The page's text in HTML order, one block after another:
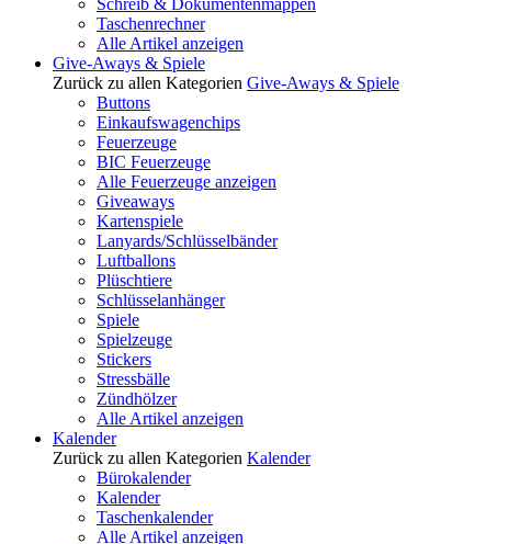
Schreib & Dokumentenmappen
Taschenrechner
Alle Artikel anzeigen
Give-Aways & Spiele
Zurück zu allen Kategorien Give-Aways & Spiele
Buttons
Einkaufswagenchips
Feuerzeuge
BIC Feuerzeuge
Alle Feuerzeuge anzeigen
Giveaways
Kartenspiele
Lanyards/Schlüsselbänder
Luftballons
Plüschtiere
Schlüsselanhänger
Spiele
Spielzeuge
Stickers
Stressbälle
Zündhölzer
Alle Artikel anzeigen
Kalender
Zurück zu allen Kategorien Kalender
Bürokalender
Kalender
Taschenkalender
Alle Artikel anzeigen